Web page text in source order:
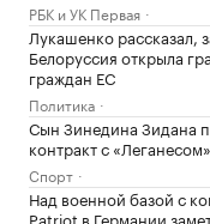
РБК и УК Первая
Лукашенко рассказал,
Белоруссия открыла
граждан ЕС
Политика
Сын Зинедина Зидана
контракт с
Спорт
Над военной базой с
Patriot в Германии